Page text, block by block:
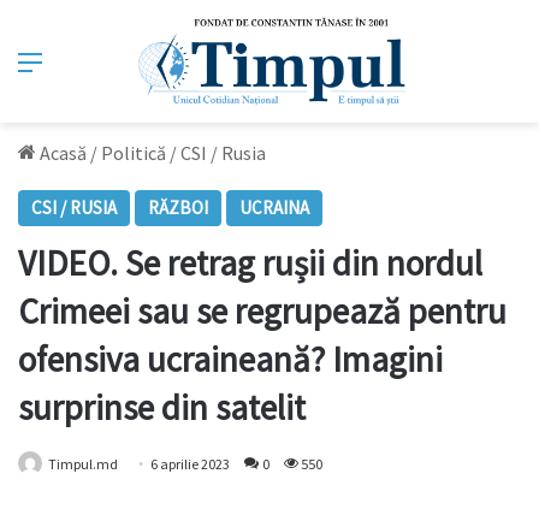
Meniu
Acasă / Politică /CSI / Rusia
CSI / RUSIA RĂZBOI UCRAINA
VIDEO. Se retrag rușii din nordul
Crimeei sau se regrupează pentru
ofensiva ucraineană? Imagini
surprinse din satelit
Timpul.md 6 aprilie 2023 0 550